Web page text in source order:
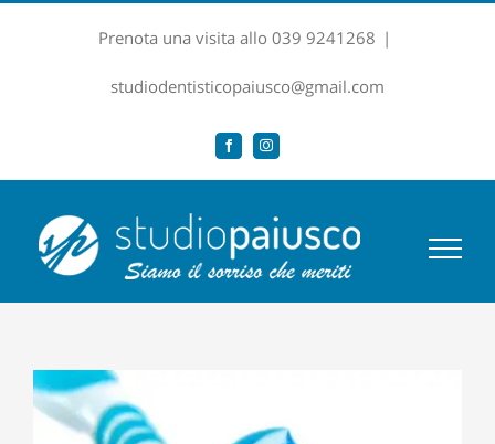
Prenota una visita allo 039 9241268 |
studiodentisticopaiusco@gmail.com
FacebookInstagram
Ingrandisci
immagine